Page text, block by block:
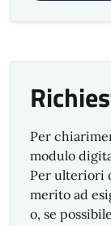
Per
modulo
Per ulteriori
merito ad
o, se